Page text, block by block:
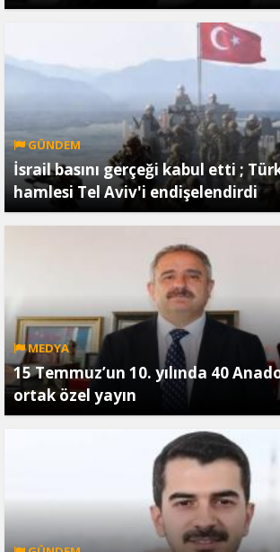
GÜNDEM
İsrail basını gerçeği kabul etti ;
hamlesi Tel Aviv'i endişelendirdi
MEDYA
15 Temmuz’un 10. yılında 40
ortak özel yayın